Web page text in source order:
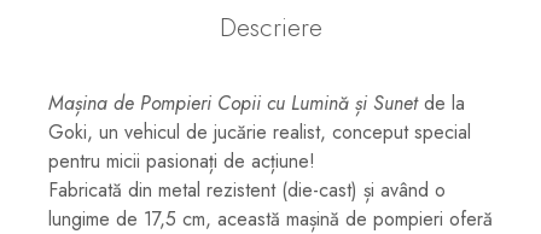
Descriere
Mașina de Pompieri Copii cu Lumină și Sunetde la
Goki, un vehicul de jucărie realist, conceput special
pentru micii pasionați de acțiune!
Fabricată din metal rezistent (die-cast) și având o
lungime de 17,5 cm, această mașină de pompieri oferă